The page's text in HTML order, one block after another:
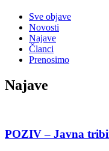
Sve objave
Novosti
Najave
Članci
Prenosimo
Najave
POZIV – Javna